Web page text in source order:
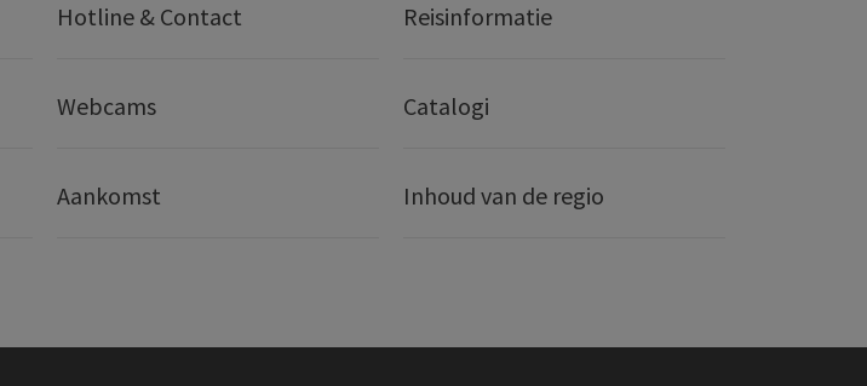
Hotline & Contact Reisinformatie
Webcams Catalogi
Aankomst Inhoud van de regio